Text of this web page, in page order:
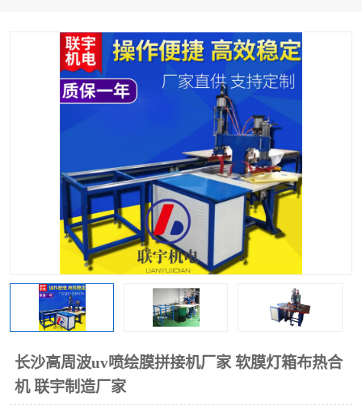
长沙高周波uv喷绘膜拼接机厂家 软膜灯箱布热合
机 联宇制造厂家
高频压花压标机 自动超声波打片成型机
泡壳包装封口机 海绵产品成型机